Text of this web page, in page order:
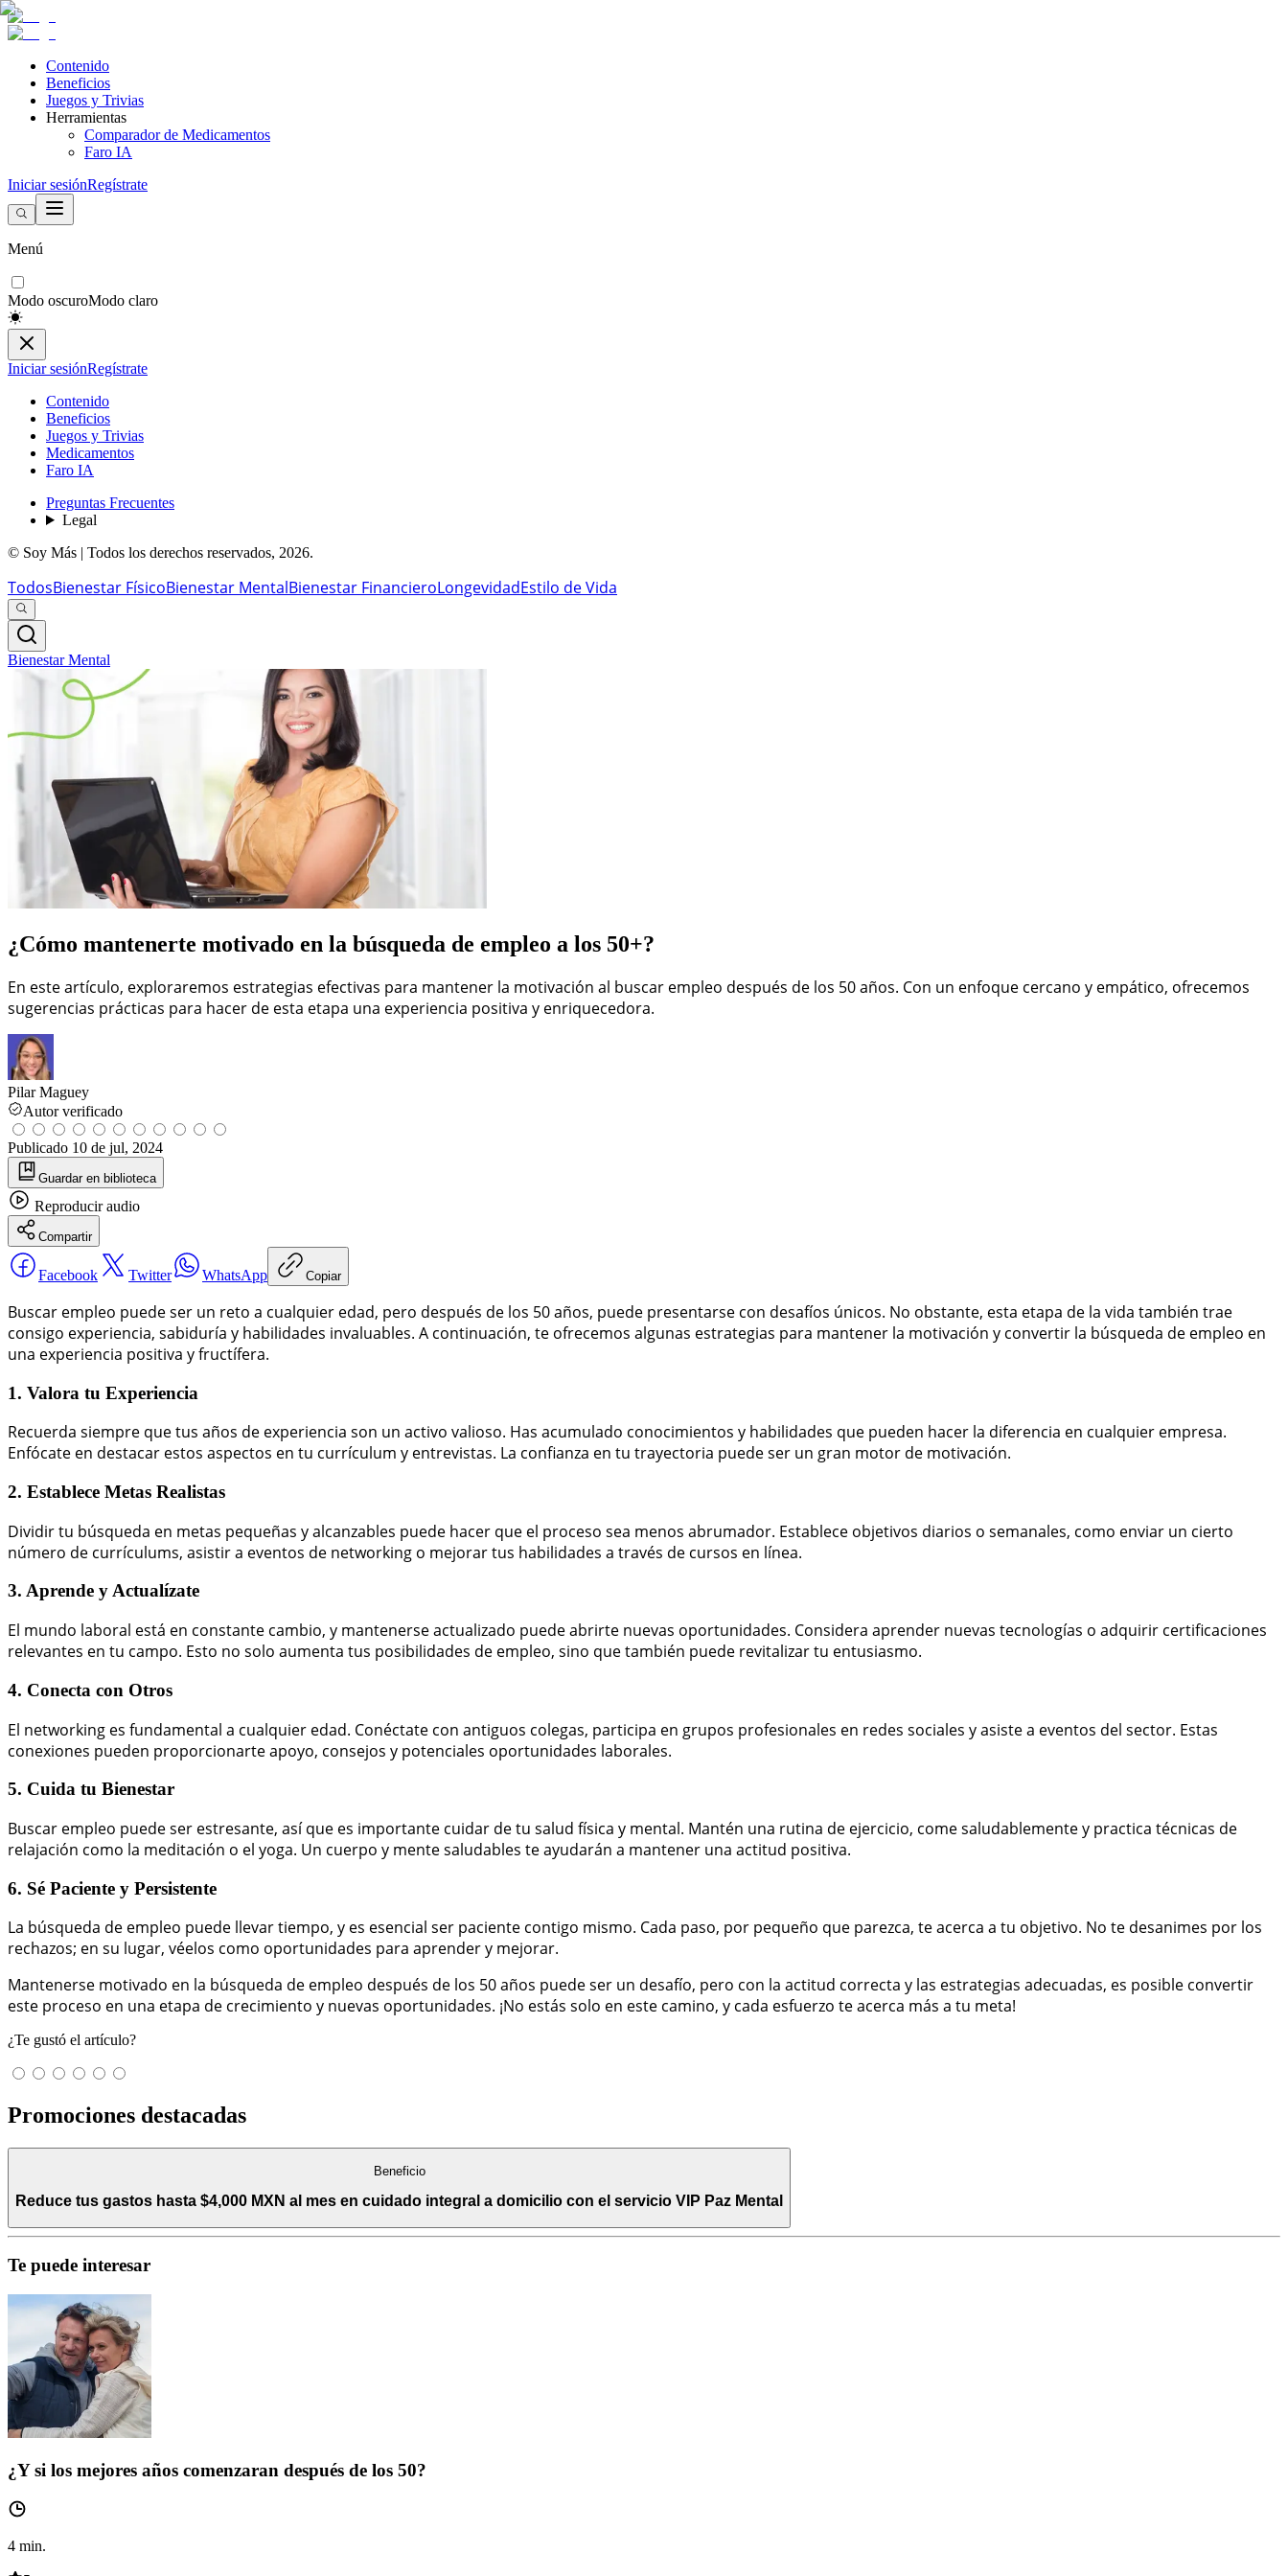
Contenido
Beneficios
Juegos y Trivias
Herramientas
Comparador de Medicamentos
Faro IA
Iniciar sesiónRegístrate
Menú
Modo oscuroModo claro
Iniciar sesiónRegístrate
Contenido
Beneficios
Juegos y Trivias
Medicamentos
Faro IA
Preguntas Frecuentes
Legal
© Soy Más | Todos los derechos reservados, 2026.
TodosBienestar FísicoBienestar MentalBienestar FinancieroLongevidadEstilo de Vida
Bienestar Mental
¿Cómo mantenerte motivado en la búsqueda de empleo a los 50+?
En este artículo, exploraremos estrategias efectivas para mantener la motivación al buscar empleo después de los 50 años. Con un enfoque cercano y empático, ofrecemos
sugerencias prácticas para hacer de esta etapa una experiencia positiva y enriquecedora.
Pilar Maguey
Autor verificado
Publicado 10 de jul, 2024
Guardar en biblioteca
Reproduciraudio
Compartir
Facebook Twitter WhatsApp Copiar
Buscar empleo puede ser un reto a cualquier edad, pero después de los 50 años, puede presentarse con desafíos únicos. No obstante, esta etapa de la vida también trae
consigo experiencia, sabiduría y habilidades invaluables. A continuación, te ofrecemos algunas estrategias para mantener la motivación y convertir la búsqueda de empleo en
una experiencia positiva y fructífera.
1. Valora tu Experiencia
Recuerda siempre que tus años de experiencia son un activo valioso. Has acumulado conocimientos y habilidades que pueden hacer la diferencia en cualquier empresa.
Enfócate en destacar estos aspectos en tu currículum y entrevistas. La confianza en tu trayectoria puede ser un gran motor de motivación.
2. Establece Metas Realistas
Dividir tu búsqueda en metas pequeñas y alcanzables puede hacer que el proceso sea menos abrumador. Establece objetivos diarios o semanales, como enviar un cierto
número de currículums, asistir a eventos de networking o mejorar tus habilidades a través de cursos en línea.
3. Aprende y Actualízate
El mundo laboral está en constante cambio, y mantenerse actualizado puede abrirte nuevas oportunidades. Considera aprender nuevas tecnologías o adquirir certificaciones
relevantes en tu campo. Esto no solo aumenta tus posibilidades de empleo, sino que también puede revitalizar tu entusiasmo.
4. Conecta con Otros
El networking es fundamental a cualquier edad. Conéctate con antiguos colegas, participa en grupos profesionales en redes sociales y asiste a eventos del sector. Estas
conexiones pueden proporcionarte apoyo, consejos y potenciales oportunidades laborales.
5. Cuida tu Bienestar
Buscar empleo puede ser estresante, así que es importante cuidar de tu salud física y mental. Mantén una rutina de ejercicio, come saludablemente y practica técnicas de
relajación como la meditación o el yoga. Un cuerpo y mente saludables te ayudarán a mantener una actitud positiva.
6. Sé Paciente y Persistente
La búsqueda de empleo puede llevar tiempo, y es esencial ser paciente contigo mismo. Cada paso, por pequeño que parezca, te acerca a tu objetivo. No te desanimes por los
rechazos; en su lugar, véelos como oportunidades para aprender y mejorar.
Mantenerse motivado en la búsqueda de empleo después de los 50 años puede ser un desafío, pero con la actitud correcta y las estrategias adecuadas, es posible convertir
este proceso en una etapa de crecimiento y nuevas oportunidades. ¡No estás solo en este camino, y cada esfuerzo te acerca más a tu meta!
¿Te gustó el artículo?
Promociones destacadas
Beneficio
Reduce tus gastos hasta $4,000 MXN al mes en cuidado integral a domicilio con el servicio VIP Paz Mental
Te puede interesar
¿Y si los mejores años comenzaran después de los 50?
4 min.